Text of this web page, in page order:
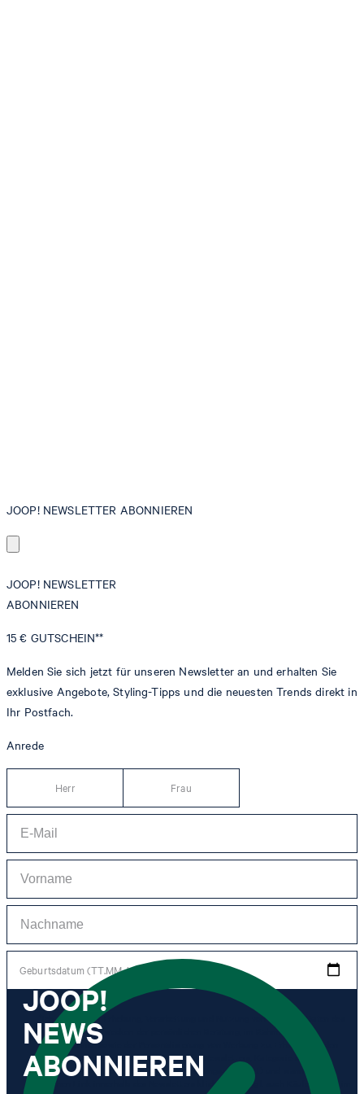
JOOP! NEWSLETTER ABONNIEREN
JOOP! NEWSLETTER
ABONNIEREN
15 € GUTSCHEIN**
Melden Sie sich jetzt für unseren Newsletter an und erhalten Sie
exklusive Angebote, Styling-Tipps und die neuesten Trends direkt in
Ihr Postfach.
Anrede
Herr Frau
Geburtsdatum (TT.MM.JJJJ)
*Ich stimme der Erhebung, Verarbeitung und Nutzung von Tracking-Daten des
Newsletters zu Zwecken der persönlichen Beratung, im Rahmen des
Kundenservice sowie der Personalisierung von Werbung zu. Erhoben werden
Informationen zum Newsletter (Name des Newsletters, Kategorie des
Newsletters, Zeitpunkt des Versands, Öffnungszeitpunkt) und wann ich auf
welchen Link innerhalb des Newsletters klicke sowie ggf. auch Käufe, die ich im
JOOP!
NEWS
ABONNIEREN